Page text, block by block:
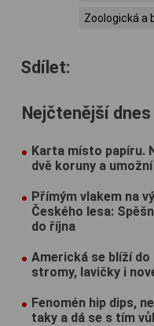
Zoologická a
Sdílet:
Nejčtenější dnes
Karta místo papíru.
dvě koruny a
Přímým vlakem na
Českého lesa:
do října
Americká se blíží
stromy, lavičky i
Fenomén hip dips,
taky a dá se s tím